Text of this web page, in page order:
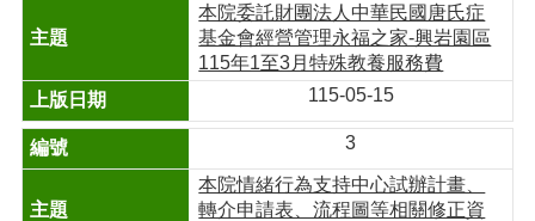
本院委託財團法人中華民國唐氏症
基金會經營管理永福之家-興岩園區
115年1至3月特殊教養服務費
115-05-15
3
本院情緒行為支持中心試辦計畫、
轉介申請表、流程圖等相關修正資